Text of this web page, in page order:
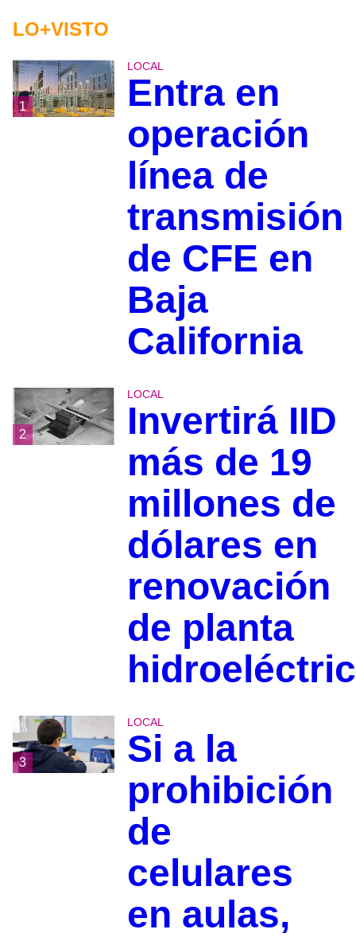
LO+VISTO
1
LOCAL
Entra en
operación
línea de
transmisión
de CFE en
Baja
California
2
LOCAL
Invertirá IID
más de 19
millones de
dólares en
renovación
de planta
3
LOCAL
Si a la
prohibición
de
celulares
en aulas,